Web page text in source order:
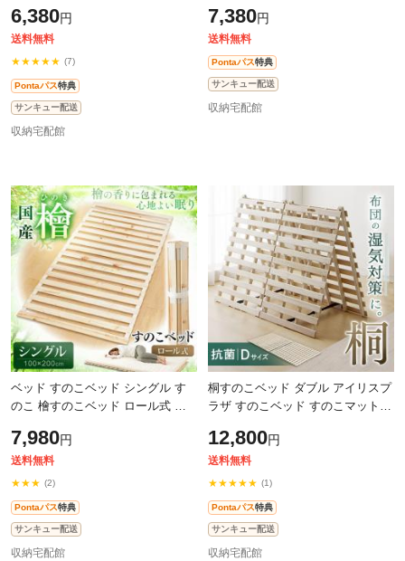
カビ 結露 湿気 対策 調湿 抗菌
6,380円
送料無料
★★★★★ (7)
Pontaパス特典
サンキュー配送
収納宅配館
すのこ ロール式 桐 折り畳み 通気
7,380円
送料無料
Pontaパス特典
サンキュー配送
収納宅配館
ベッド すのこベッド シングル す
のこ 檜すのこベッド ロール式 シ
スノコベッド ひのき すのこマット
7,980円
送料無料
★★★ (2)
Pontaパス特典
サンキュー配送
収納宅配館
桐すのこベッド ダブル アイリスプ
ラザ すのこベッド すのこマット
12,800円
送料無料
★★★★★ (1)
Pontaパス特典
サンキュー配送
収納宅配館